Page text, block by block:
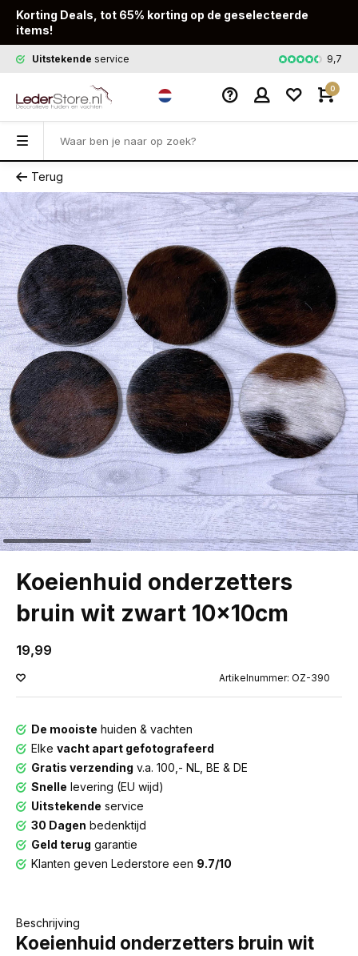
Korting Deals, tot 65% korting op de geselecteerde
items!
Uitstekende service Snelle9,7
0
Terug
Koeienhuid onderzetters
bruin wit zwart 10x10cm
19,99
Artikelnummer: OZ-390
De mooiste huiden & vachten
Elke vacht apart gefotografeerd
Gratis verzending v.a. 100,- NL, BE & DE
Snelle levering (EU wijd)
Uitstekende service
30 Dagen bedenktijd
Geld terug garantie
Klanten geven Lederstore een 9.7/10
Beschrijving
Koeienhuid onderzetters bruin wit